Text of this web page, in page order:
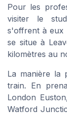
Pour les
visiter le
s'offrent à eux
se situe à
kilomètres au
La manière la
train. En
London
Watford